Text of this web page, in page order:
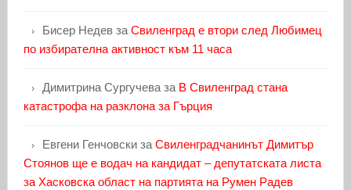
Бисер Недевза Свиленград е втори след Любимец
по избирателна активност към 11 часа
Димитрина Сургучеваза В Свиленград стана
катастрофа на разклона за Гърция
Евгени Генчовскиза Свиленградчанинът Димитър
Стоянов ще е водач на кандидат – депутатската листа
за Хасковска област на партията на Румен Радев